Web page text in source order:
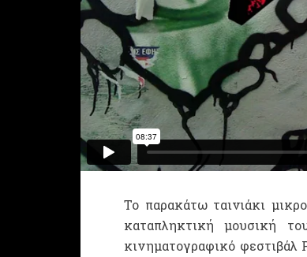
Το παρακάτω ταινιάκι
καταπληκτική μουσική
κινηματογραφικό